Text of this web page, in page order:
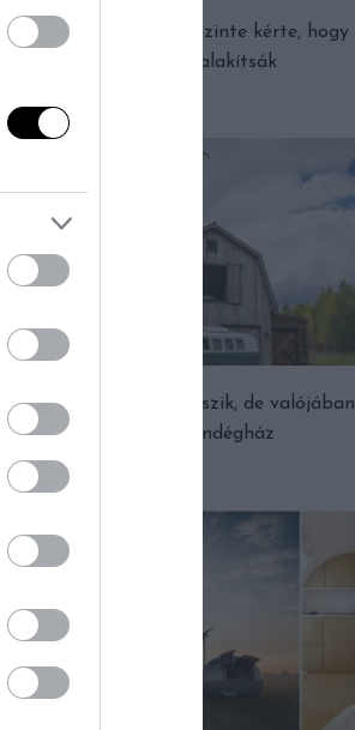
Ez a cipő szinte kérte, hogy
átalakítsák
Csűrnek látszik, de valójában
vendégház